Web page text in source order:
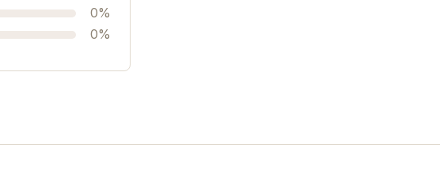
0%
0%